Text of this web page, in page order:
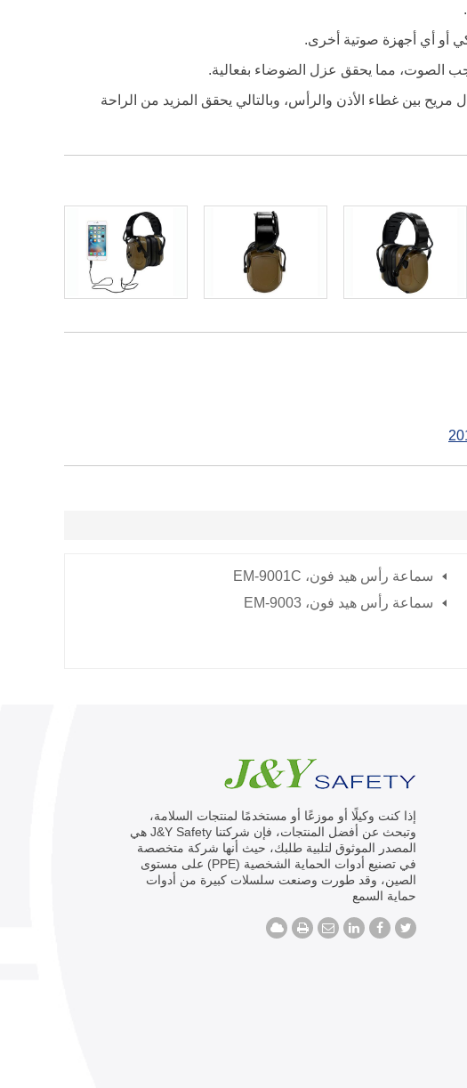
بين غطاء الأذن والرأس، وبالتالي يحقق المزيد من الراحة
سماعة رأس هيد فون، EM-9001C
سماعة رأس هيد فون، EM-9003
إذا كنت وكيلًا أو موزعًا أو مستخدمًا لمنتجات السلامة،
وتبحث عن أفضل المنتجات، فإن شركتنا J&Y Safety هي
المصدر الموثوق لتلبية طلبك، حيث أنها شركة متخصصة
في تصنيع أدوات الحماية الشخصية (PPE) على مستوى
الصين، وقد طورت وصنعت سلسلات كبيرة من أدوات
حماية السمع